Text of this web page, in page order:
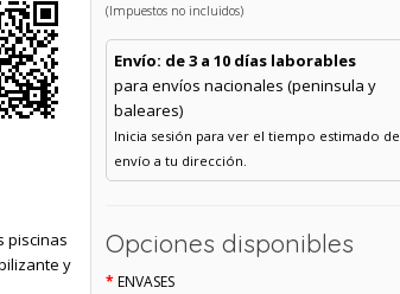
piscinas
y
(Impuestos no incluidos)
Envío: de 3 a 10 días laborables
para envíos nacionales (peninsula y
baleares)
Inicia sesión para ver el tiempo estimado de
envío a tu dirección.
Opciones disponibles
ENVASES